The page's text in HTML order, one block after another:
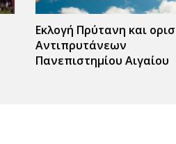
Εκλογή Πρύτανη και
Αντιπρυτάνεων
Πανεπιστημίου Αιγαίου